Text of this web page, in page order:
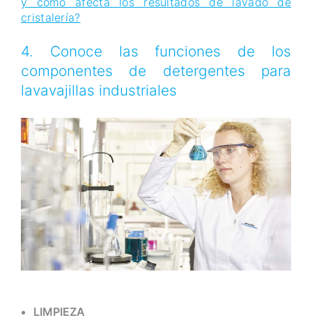
cristalería?
4. Conoce las funciones de los
componentes de detergentes para
lavavajillas industriales
LIMPIEZA